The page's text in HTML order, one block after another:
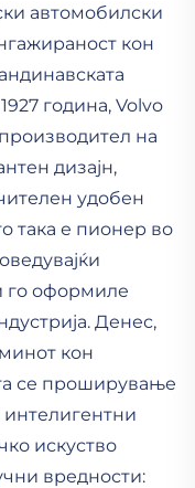
автомобилски
кон
година, Volvo
на
дизајн,
удобен
така е пионер во
го оформиле
Денес,
кон
се проширување
искуство
вредности: